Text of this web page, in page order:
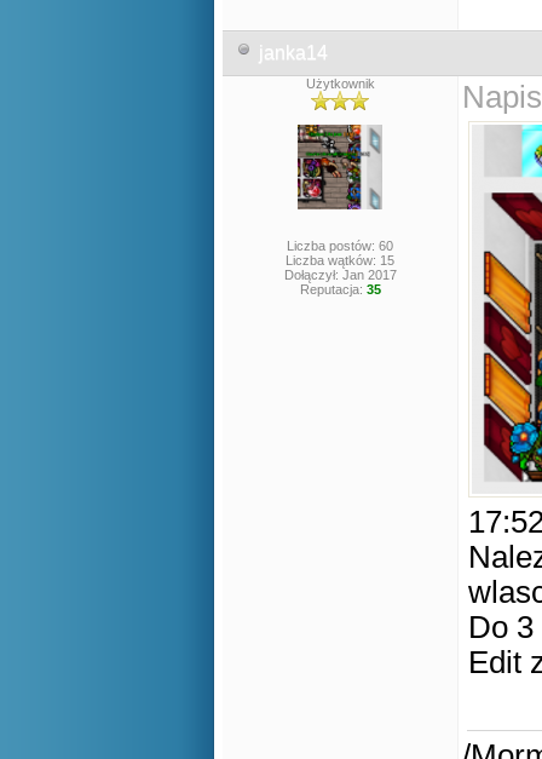
janka14
Użytkownik
Liczba postów: 60
Liczba wątków: 15
Dołączył: Jan 2017
Reputacja: 35
Do
Edit